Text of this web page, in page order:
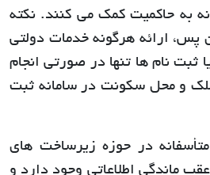
به حاکمیت کمک می کنند. نکته
پس، ارائه هرگونه خدمات دولتی
یا ثبت نام ها تنها در صورتی انجام
و محل سکونت در سامانه ثبت
در حوزه زیرساخت های
ماندگی اطلاعاتی وجود دارد و